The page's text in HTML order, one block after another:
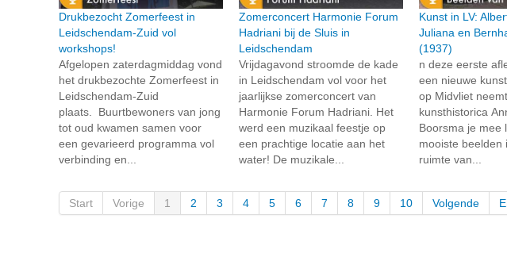
Drukbezocht Zomerfeest in
Leidschendam-Zuid vol
workshops!
Afgelopen zaterdagmiddag vond
het drukbezochte Zomerfeest in
Leidschendam-Zuid
plaats. Buurtbewoners van jong
tot oud kwamen samen voor
een gevarieerd programma vol
verbinding en...
Zomerconcert Harmonie Forum
Hadriani bij de Sluis in
Leidschendam
Vrijdagavond stroomde de kade
in Leidschendam vol voor het
jaarlijkse zomerconcert van
Harmonie Forum Hadriani. Het
werd een muzikaal feestje op
een prachtige locatie aan het
water! De muzikale...
Kunst in LV:
Juliana en
(1937)
n deze eerste
een nieuwe
op Midvliet neemt
kunsthistorica
Boorsma je mee
mooiste beelden
ruimte van...
Start Vorige 1 2 3 4 5 6 7 8 9 10 Volgende